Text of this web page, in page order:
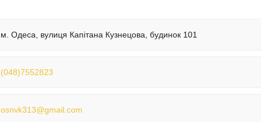
м. Одеса, вулиця Капітана Кузнецова, будинок 101
(048)7552823
osnvk313@gmail.com